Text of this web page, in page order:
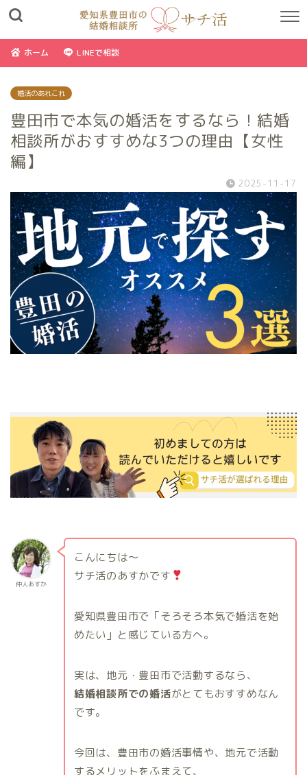
ホーム LINEで相談
婚活のあれこれ
豊田市で本気の婚活をするなら！結婚
相談所がおすすめな3つの理由【女性
編】
2025-11-17
仲人あすか
こんにちは〜
サチ活のあすかです
愛知県豊田市で「そろそろ本気で婚活を始
めたい」と感じている方へ。
実は、地元・豊田市で活動するなら、
結婚相談所での婚活がとてもおすすめなん
です。
今回は、豊田市の婚活事情や、地元で活動
するメリットをふまえて、